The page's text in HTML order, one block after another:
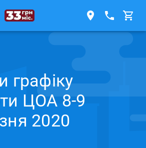
графіку
ЦОА 8-9
2020